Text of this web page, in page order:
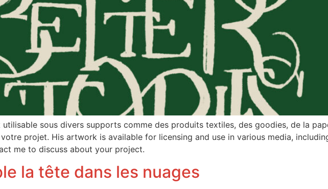
sous divers supports comme des produits textiles, des goodies, de la
projet. His artwork is available for licensing and use in various media,
me to discuss about your project.
la tête dans les nuages